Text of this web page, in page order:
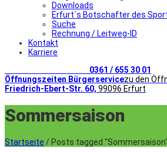
Downloads
Erfurt´s Botschafter des
Suche
Rechnung / Leitweg-ID
Kontakt
Karriere
0361 / 655 30 01
Öffnungszeiten Bürgerservicezu den
Friedrich-Ebert-Str. 60, 99096 Erfurt
Sommersaison
Startseite / Posts tagged "Sommersaison"